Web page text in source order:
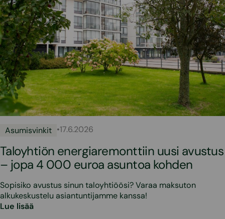
Asumisvinkit •17.6.2026
Taloyhtiön energiaremonttiin uusi avustus
– jopa 4 000 euroa asuntoa kohden
Sopisiko avustus sinun taloyhtiöösi? Varaa maksuton
alkukeskustelu asiantuntijamme kanssa!
Lue lisää